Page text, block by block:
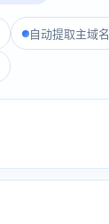
自动提取主域名